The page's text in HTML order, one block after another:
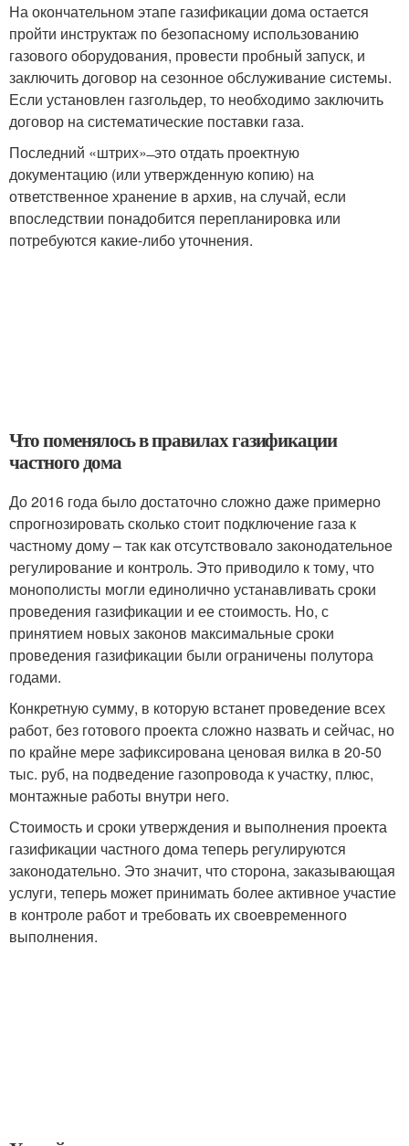
На окончательном этапе газификации дома остается
пройти инструктаж по безопасному использованию
газового оборудования, провести пробный запуск, и
заключить договор на сезонное обслуживание системы.
Если установлен газгольдер, то необходимо заключить
договор на систематические поставки газа.
Последний «штрих» ̶ это отдать проектную
документацию (или утвержденную копию) на
ответственное хранение в архив, на случай, если
впоследствии понадобится перепланировка или
потребуются какие-либо уточнения.
Что поменялось в правилах газификации
частного дома
До 2016 года было достаточно сложно даже примерно
спрогнозировать сколько стоит подключение газа к
частному дому – так как отсутствовало законодательное
регулирование и контроль. Это приводило к тому, что
монополисты могли единолично устанавливать сроки
проведения газификации и ее стоимость. Но, с
принятием новых законов максимальные сроки
проведения газификации были ограничены полутора
годами.
Конкретную сумму, в которую встанет проведение всех
работ, без готового проекта сложно назвать и сейчас, но
по крайне мере зафиксирована ценовая вилка в 20-50
тыс. руб, на подведение газопровода к участку, плюс,
монтажные работы внутри него.
Стоимость и сроки утверждения и выполнения проекта
газификации частного дома теперь регулируются
законодательно. Это значит, что сторона, заказывающая
услуги, теперь может принимать более активное участие
в контроле работ и требовать их своевременного
выполнения.